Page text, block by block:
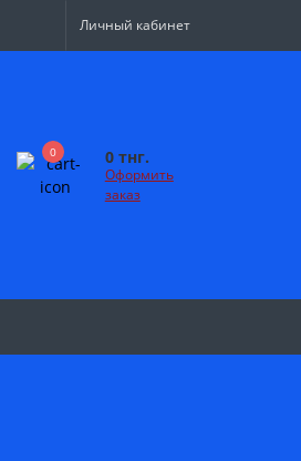
Личный кабинет
0 0 тнг.
Оформить
заказ